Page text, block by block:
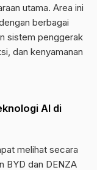
utama. Area ini
berbagai
sistem penggerak
dan kenyamanan
AI di
melihat secara
BYD dan DENZA